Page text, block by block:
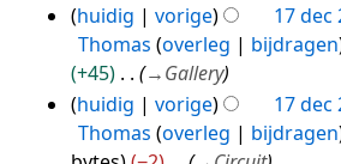
s
a
m
e
n
G
e
e
n
b
e
huidig vorige
17 dec
Thomas overleg bijdragen
+45
→Gallery
huidig
vorige
17 dec
Thomas overleg bijdragen